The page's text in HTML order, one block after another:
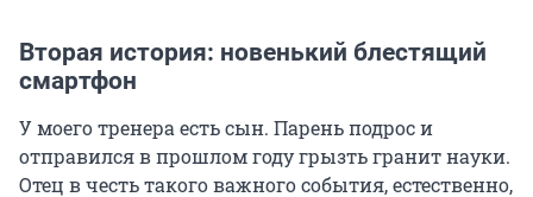
Вторая история: новенький блестящий
смартфон
У моего тренера есть сын. Парень подрос и
отправился в прошлом году грызть гранит науки.
Отец в честь такого важного события, естественно,